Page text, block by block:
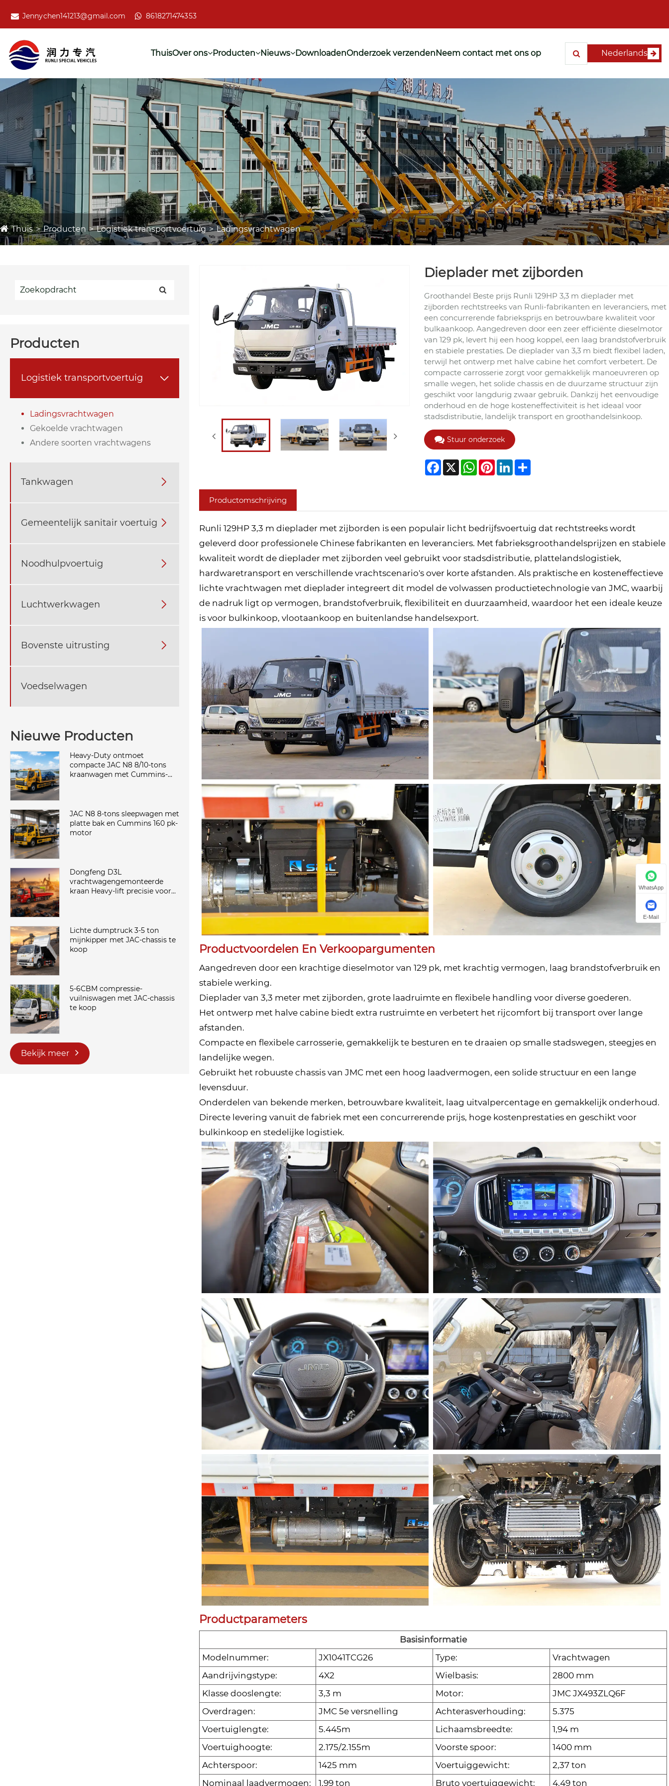
Jennychen141213@gmail.com 8618271474353
ThuisOver ons Producten Nieuws DownloadenOnderzoek verzendenNeem contact met ons op Nederlands
Thuis Producten Logistiek transportvoertuig Ladingsvrachtwagen
Producten
Logistiek transportvoertuig 
Ladingsvrachtwagen
Gekoelde vrachtwagen
Andere soorten vrachtwagens
Tankwagen 
Gemeentelijk sanitair voertuig 
Noodhulpvoertuig 
Luchtwerkwagen 
Bovenste uitrusting 
Voedselwagen
Nieuwe Producten
Heavy-Duty ontmoet
compacte JAC N8 8/10-tons
kraanwagen met Cummins-
JAC N8 8-tons sleepwagen met
platte bak en Cummins 160 pk-
motor
Dongfeng D3L
vrachtwagengemonteerde
kraan Heavy-lift precisie voor
Lichte dumptruck 3-5 ton
mijnkipper met JAC-chassis te
koop
5-6CBM compressie-
vuilniswagen met JAC-chassis
te koop
Bekijk meer
Dieplader met zijborden
Groothandel Beste prijs Runli 129HP 3,3 m dieplader met
zijborden rechtstreeks van Runli-fabrikanten en leveranciers, met
een concurrerende fabrieksprijs en betrouwbare kwaliteit voor
bulkaankoop. Aangedreven door een zeer efficiënte dieselmotor
van 129 pk, levert hij een hoog koppel, een laag brandstofverbruik
en stabiele prestaties. De dieplader van 3,3 m biedt flexibel laden,
terwijl het ontwerp met halve cabine het comfort verbetert. De
compacte carrosserie zorgt voor gemakkelijk manoeuvreren op
smalle wegen, het solide chassis en de duurzame structuur zijn
geschikt voor langdurig zwaar gebruik. Dankzij het eenvoudige
onderhoud en de hoge kosteneffectiviteit is het ideaal voor
stadsdistributie, landelijk transport en groothandelsinkoop.
Stuur onderzoek
Facebook
X WhatsApp
PinterestLinkedIn
Share
Productomschrijving
Runli 129HP 3,3 m dieplader met zijborden is een populair licht bedrijfsvoertuig dat rechtstreeks wordt
geleverd door professionele Chinese fabrikanten en leveranciers. Met fabrieksgroothandelsprijzen en stabiele
kwaliteit wordt de dieplader met zijborden veel gebruikt voor stadsdistributie, plattelandslogistiek,
hardwaretransport en verschillende vrachtscenario's over korte afstanden. Als praktische en kosteneffectieve
lichte vrachtwagen met dieplader integreert dit model de volwassen productietechnologie van JMC, waarbij
de nadruk ligt op vermogen, brandstofverbruik, flexibiliteit en duurzaamheid, waardoor het een ideale keuze
is voor bulkinkoop, vlootaankoop en buitenlandse handelsexport.
Productvoordelen En Verkoopargumenten
Aangedreven door een krachtige dieselmotor van 129 pk, met krachtig vermogen, laag brandstofverbruik en
stabiele werking.
Dieplader van 3,3 meter met zijborden, grote laadruimte en flexibele handling voor diverse goederen.
Het ontwerp met halve cabine biedt extra rustruimte en verbetert het rijcomfort bij transport over lange
afstanden.
Compacte en flexibele carrosserie, gemakkelijk te besturen en te draaien op smalle stadswegen, steegjes en
landelijke wegen.
Gebruikt het robuuste chassis van JMC met een hoog laadvermogen, een solide structuur en een lange
levensduur.
Onderdelen van bekende merken, betrouwbare kwaliteit, laag uitvalpercentage en gemakkelijk onderhoud.
Directe levering vanuit de fabriek met een concurrerende prijs, hoge kostenprestaties en geschikt voor
bulkinkoop en stedelijke logistiek.
Productparameters
Basisinformatie
Modelnummer:
JX1041TCG26 Type:
Vrachtwagen
Aandrijvingstype:
4X2 Wielbasis:
2800 mm
Klasse dooslengte:
3,3 m Motor:
JMC JX493ZLQ6F
Overdragen:
JMC 5e versnelling Achterasverhouding:
5.375
Voertuiglengte:
5.445m Lichaamsbreedte:
1,94 m
Voertuighoogte:
2.175/2.155m Voorste spoor:
1400 mm
Achterspoor:
1425 mm Voertuiggewicht:
2,37 ton
Nominaal laadvermogen:
1,99 ton Bruto voertuiggewicht: 4,49 ton
WhatsApp
E-Mail